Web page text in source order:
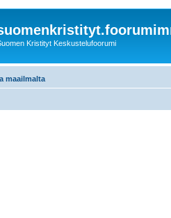
Kristityt Keskustelufoorumi
maailmalta